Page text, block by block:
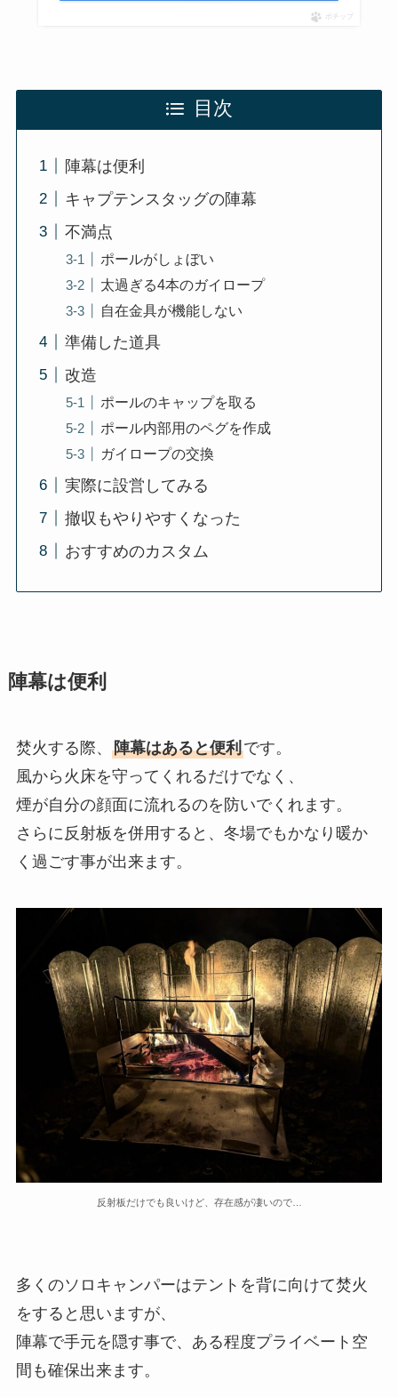
ポチップ
目次
陣幕は便利
キャプテンスタッグの陣幕
不満点
ポールがしょぼい
太過ぎる4本のガイロープ
自在金具が機能しない
準備した道具
改造
ポールのキャップを取る
ポール内部用のペグを作成
ガイロープの交換
実際に設営してみる
撤収もやりやすくなった
おすすめのカスタム
陣幕は便利
焚火する際、 陣幕はあると便利です。
風から火床を守ってくれるだけでなく、
煙が自分の顔面に流れるのを防いでくれます。
さらに反射板を併用すると、冬場でもかなり暖か
く過ごす事が出来ます。
反射板だけでも良いけど、存在感が凄いので…
多くのソロキャンパーはテントを背に向けて焚火
をすると思いますが、
陣幕で手元を隠す事で、ある程度プライベート空
間も確保出来ます。